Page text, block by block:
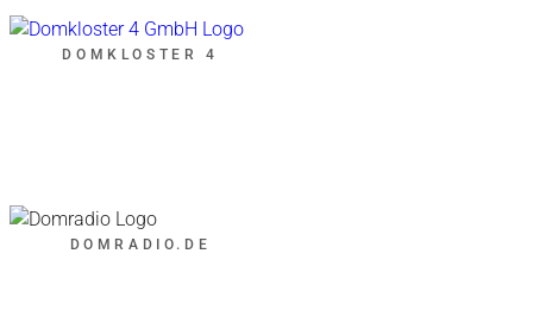
DOMKLOSTER 4
DOMRADIO.DE